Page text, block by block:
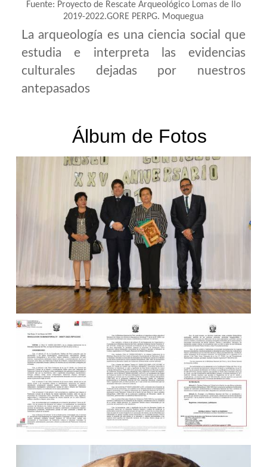
Fuente: Proyecto de Rescate Arqueológico Lomas de Ilo
2019-2022.GORE PERPG. Moquegua
La arqueología es una ciencia social que
estudia e interpreta las evidencias
culturales dejadas por nuestros
antepasados
Álbum de Fotos